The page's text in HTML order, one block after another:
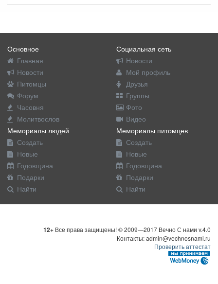
Основное
Главная
Новости
Питомцы
Форум
Часовня
Молитвослов
Социальная сеть
Новости
Мой профиль
Друзья
Группы
Фото
Видео
Мемориалы людей
Создать
Новые
Годовщина
Подарки
Найти
Мемориалы питомцев
Создать
Новые
Годовщина
Подарки
Найти
12+ Все права защищены! © 2009—2017 Вечно С нами v.4.0
Контакты: admin@vechnosnami.ru
Проверить аттестат